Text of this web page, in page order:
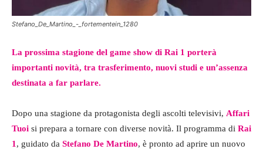
Stefano_De_Martino_-_fortementein_1280
La prossima stagione del game show di Rai 1 porterà
importanti novità, tra trasferimento, nuovi studi e un’assenza
destinata a far parlare.
Dopo una stagione da protagonista degli ascolti televisivi, Affari
Tuoi si prepara a tornare con diverse novità. Il programma di Rai
1 , guidato da Stefano De Martino, è pronto ad aprire un nuovo